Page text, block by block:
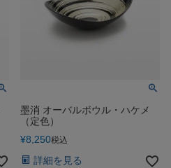
墨消 オーバルボウル・ハケメ
（定色）
¥8,250税込
詳細を見る